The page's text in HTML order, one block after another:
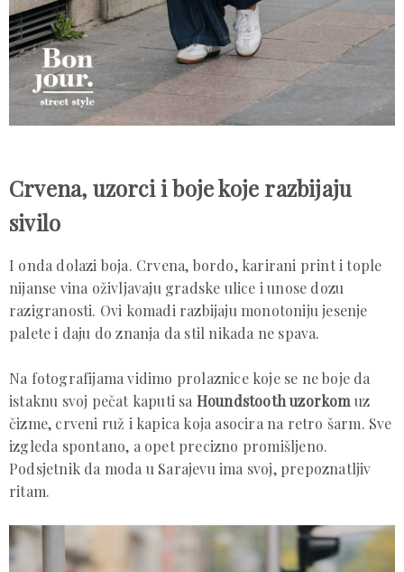
Crvena, uzorci i boje koje razbijaju
sivilo
I onda dolazi boja. Crvena, bordo, karirani print i tople
nijanse vina oživljavaju gradske ulice i unose dozu
razigranosti. Ovi komadi razbijaju monotoniju jesenje
palete i daju do znanja da stil nikada ne spava.
Na fotografijama vidimo prolaznice koje se ne boje da
istaknu svoj pečat kaputi sa Houndstooth uzorkom uz
čizme, crveni ruž i kapica koja asocira na retro šarm. Sve
izgleda spontano, a opet precizno promišljeno.
Podsjetnik da moda u Sarajevu ima svoj, prepoznatljiv
ritam.